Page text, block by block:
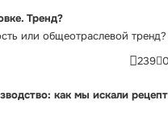
Тренд?
или общеотраслевой тренд?
239
как мы искали рецепт